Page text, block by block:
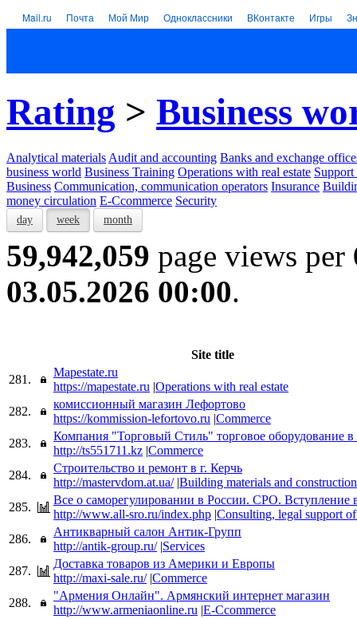
Mail.ru Почта Мой Мир Одноклассники ВКонтакте Игры
Rating > Business
Analytical materials Audit and accounting Banks and exchange
business world Business Training Operations with real estate Support
Business Communication, communication operators Insurance
money circulation E-Ccommerce Security
day week month
59,942,059 page views per
03.05.2026 00:00.
Site title
281.
Mapestate.ru
https://mapestate.ru |Operations with real estate
282.
комиссионный магазин Лефортово
https://kommission-lefortovo.ru |Commerce
283.
Компания "Торговый Стиль" торговое оборудование в
http://ts551711.kz |Commerce
284.
Строительство и ремонт в г. Керчь
http://mastervdom.at.ua/ |Building materials and construction
285.
Все о саморегулировании в России. СРО.
http://www.all-sro.ru/index.php |Consulting, legal support of
286.
Антикварный салон Антик-Групп
http://antik-group.ru/ |Services
287.
Доставка товаров из Америки и Европы
http://maxi-sale.ru/ |Commerce
288.
"Армения Онлайн". Армянский интернет магазин
http://www.armeniaonline.ru |E-Ccommerce